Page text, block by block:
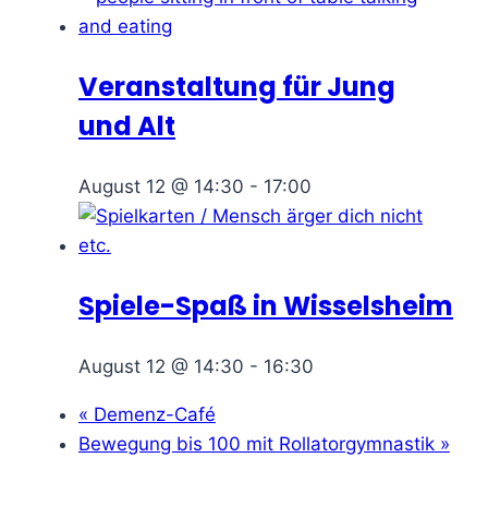
Veranstaltung für Jung
und Alt
August 12 @ 14:30 - 17:00
Spiele-Spaß in Wisselsheim
August 12 @ 14:30 - 16:30
« Demenz-Café
Bewegung bis 100 mit Rollatorgymnastik »